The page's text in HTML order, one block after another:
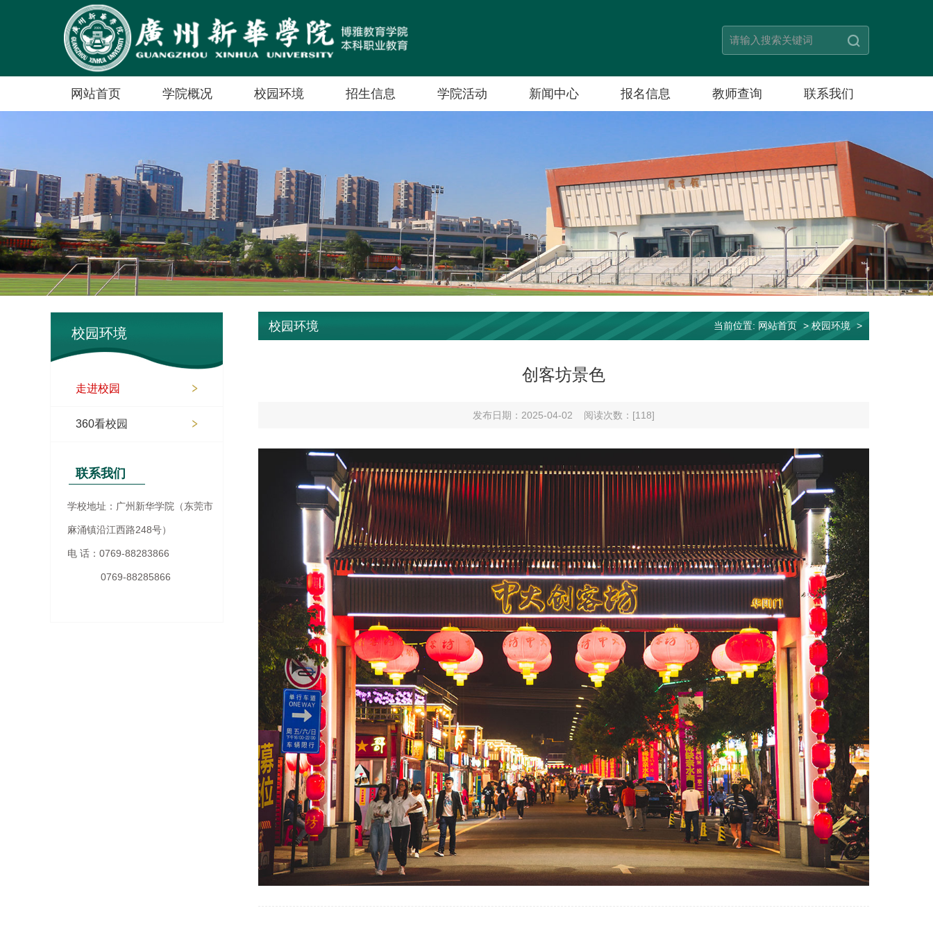
网站首页 学院概况 校园环境 招生信息 学院活动 新闻中心 报名信息 教师查询 联系我们
校园环境
走进校园
360看校园
联系我们
学校地址：广州新华学院（东莞市
麻涌镇沿江西路248号）
电 话：0769-88283866
0769-88285866
校园环境 当前位置: 网站首页 > 校园环境 >
创客坊景色
发布日期：2025-04-02 阅读次数：[118]